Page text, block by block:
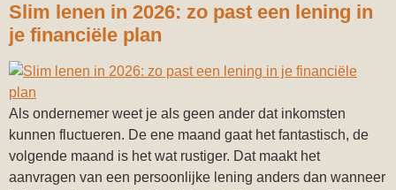
Slim lenen in 2026: zo past een lening in
je financiële plan
Als ondernemer weet je als geen ander dat inkomsten
kunnen fluctueren. De ene maand gaat het fantastisch, de
volgende maand is het wat rustiger. Dat maakt het
aanvragen van een persoonlijke lening anders dan wanneer